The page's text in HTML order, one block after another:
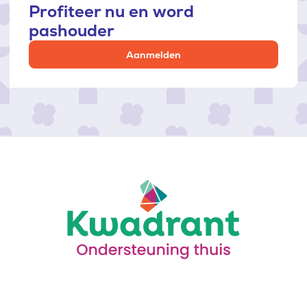
Profiteer nu en word
pashouder
Aanmelden